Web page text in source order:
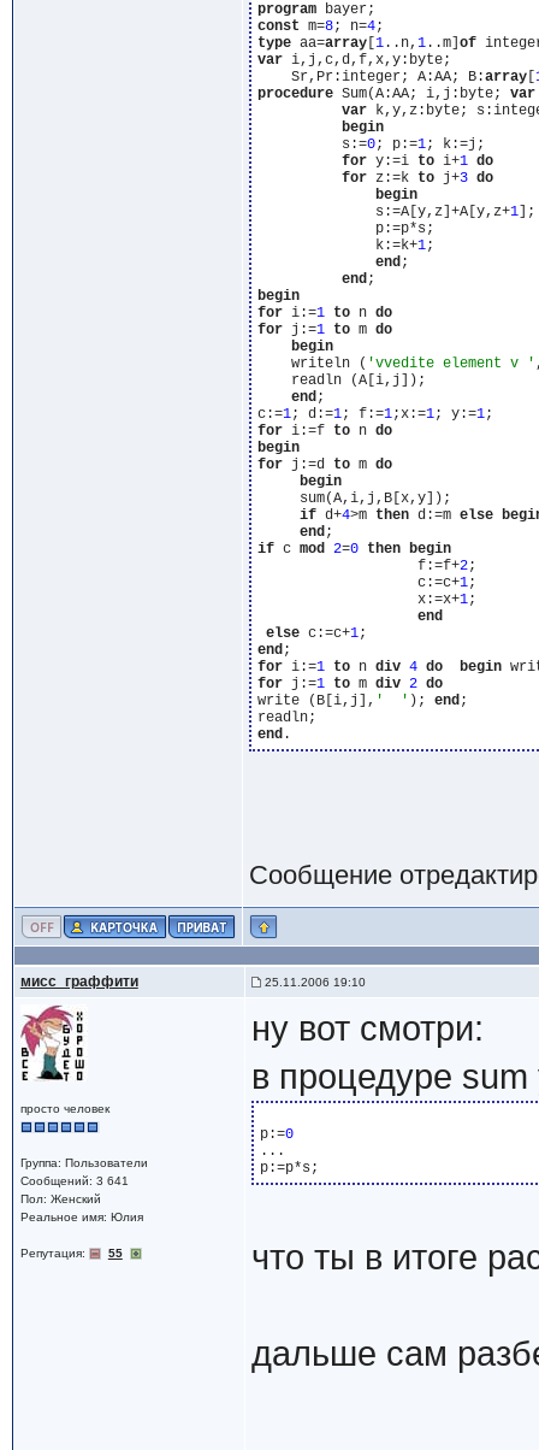
program
const m=8; n=4
type aa=array[ 1..n, 1..m] of
var i,j,c,d,f,x,y:byte;
    Sr,Pr:integer; A:AA; B:
array[
procedure Sum(A:AA; i,j:byte; var
var k,y,z:byte;
begin
          s:=
0; p:=1; k:=j;
for y:=i to i+1 do
for z:=k to j+3 do
begin
              s:=A[y,z]+A[y,z+
1];
              p:=p*s;
              k:=k+
1;
end;
end
begin
for i:=1 to n do
for j:=1 to m do
begin
    writeln (
'vvedite element v '
    readln (A[i,j]);
end;
c:=1; d:=1; f:=1;x:=1; y:=1
for i:=f to n do
begin
for j:=d to m do
begin
     sum(A,i,j,B[x,y]);
if d+4>m then d:=m else
end
if c mod 2=0 then begin
                   f:=f+
2;
                   c:=c+
1;
                   x:=x+
1;
end
else c:=c+1
end
for i:=1 to n div 4 do
begin
for j:=1 to m div 2 do
write (B[i,j], '  ' ); end;
end
Сообщение
мисс_граффити 25.11.2006 19:10
просто человек
Группа: Пользователи
Сообщений: 3 641
Пол: Женский
Реальное имя: Юлия
Репутация: 55
ну вот смотри:
в процедуре
p:=0
...
что ты в итоге
дальше сам